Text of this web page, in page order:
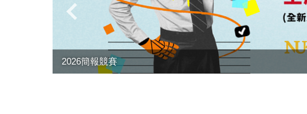
2026簡報競賽